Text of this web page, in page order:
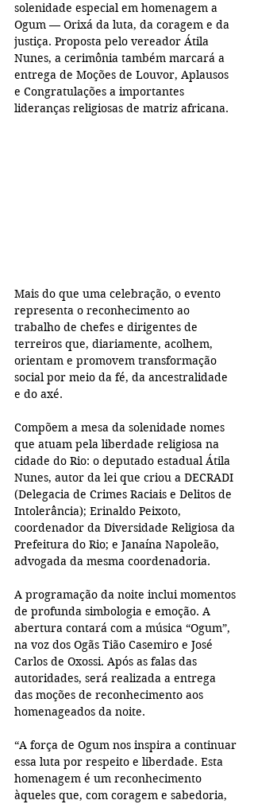
solenidade especial em homenagem a
Ogum — Orixá da luta, da coragem e da
justiça. Proposta pelo vereador Átila
Nunes, a cerimônia também marcará a
entrega de Moções de Louvor, Aplausos
e Congratulações a importantes
lideranças religiosas de matriz africana.
Mais do que uma celebração, o evento
representa o reconhecimento ao
trabalho de chefes e dirigentes de
terreiros que, diariamente, acolhem,
orientam e promovem transformação
social por meio da fé, da ancestralidade
e do axé.
Compõem a mesa da solenidade nomes
que atuam pela liberdade religiosa na
cidade do Rio: o deputado estadual Átila
Nunes, autor da lei que criou a DECRADI
(Delegacia de Crimes Raciais e Delitos de
Intolerância); Erinaldo Peixoto,
coordenador da Diversidade Religiosa da
Prefeitura do Rio; e Janaína Napoleão,
advogada da mesma coordenadoria.
A programação da noite inclui momentos
de profunda simbologia e emoção. A
abertura contará com a música “Ogum”,
na voz dos Ogãs Tião Casemiro e José
Carlos de Oxossi. Após as falas das
autoridades, será realizada a entrega
das moções de reconhecimento aos
homenageados da noite.
“A força de Ogum nos inspira a continuar
essa luta por respeito e liberdade. Esta
homenagem é um reconhecimento
àqueles que, com coragem e sabedoria,